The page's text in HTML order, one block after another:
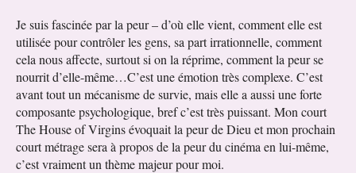
Je suis fascinée par la peur – d’où elle vient, comment elle est
utilisée pour contrôler les gens, sa part irrationnelle, comment
cela nous affecte, surtout si on la réprime, comment la peur se
nourrit d’elle-même…C’est une émotion très complexe. C’est
avant tout un mécanisme de survie, mais elle a aussi une forte
composante psychologique, bref c’est très puissant. Mon court
The House of Virgins évoquait la peur de Dieu et mon prochain
court métrage sera à propos de la peur du cinéma en lui-même,
c’est vraiment un thème majeur pour moi.